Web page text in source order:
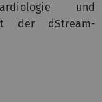
und
der dStream-